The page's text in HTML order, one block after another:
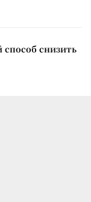
способ снизить